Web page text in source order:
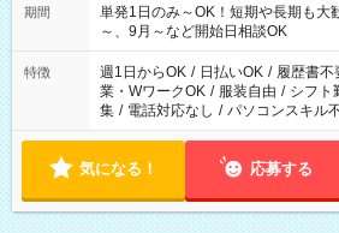
16:00～19:00 【夜勤】 ・17:00～21:00 ・18:00～23:00 ・
21:00～翌6:00 ・23:00～翌8:00 な
期間
単発1日のみ～OK！短期や長期も
～、9月～など開始日相談OK
特徴 週1日からOK / 日払いOK / 履歴書不
業・WワークOK / 服装自由 / シフト
集 / 電話対応なし / パソコンスキル
気になる！ 応募する